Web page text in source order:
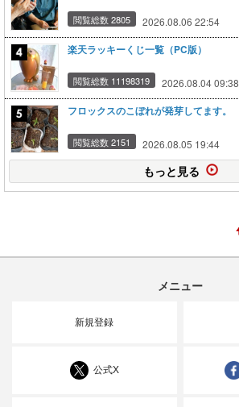
閲覧総数 2805 2026.08.06 22:54
楽天ラッキーくじ一覧（PC版）
閲覧総数 11198319 2026.08.04 09:38
フロックスのこぼれが発芽してます。
閲覧総数 2151 2026.08.05 19:44
もっと見る
メニュー
新規登録
公式X